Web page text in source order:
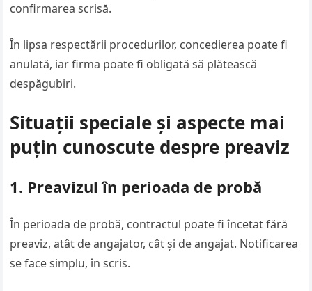
confirmarea scrisă.
În lipsa respectării procedurilor, concedierea poate fi
anulată, iar firma poate fi obligată să plătească
despăgubiri.
Situații speciale și aspecte mai
puțin cunoscute despre preaviz
1. Preavizul în perioada de probă
În perioada de probă, contractul poate fi încetat fără
preaviz, atât de angajator, cât și de angajat. Notificarea
se face simplu, în scris.